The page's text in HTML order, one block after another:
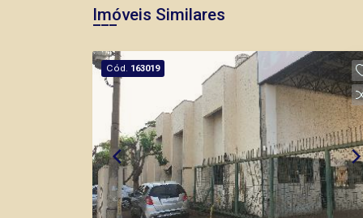
Imóveis Similares
Cód. 163019